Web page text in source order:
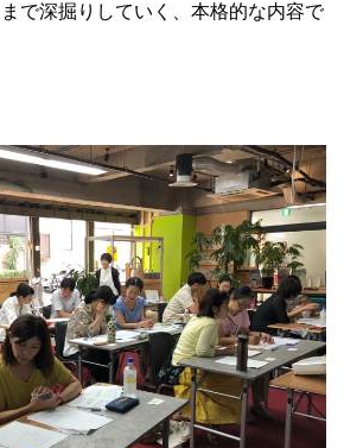
まで深掘りしていく、本格的な内容で